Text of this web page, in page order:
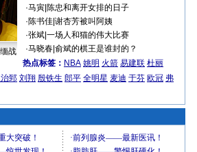
战
·马寅| 陈忠和离开女排的日子
·陈书佳| 谢杏芳被叫阿姨
·张斌| 一场人和猫的伟大比赛
·马晓春| 俞斌的棋王是谁封的？
热点标签： NBA 姚明 火箭 易建联 杜丽
郅 刘翔 殷铁生 郎平 全明星 麦迪 于芬 欧冠 弗